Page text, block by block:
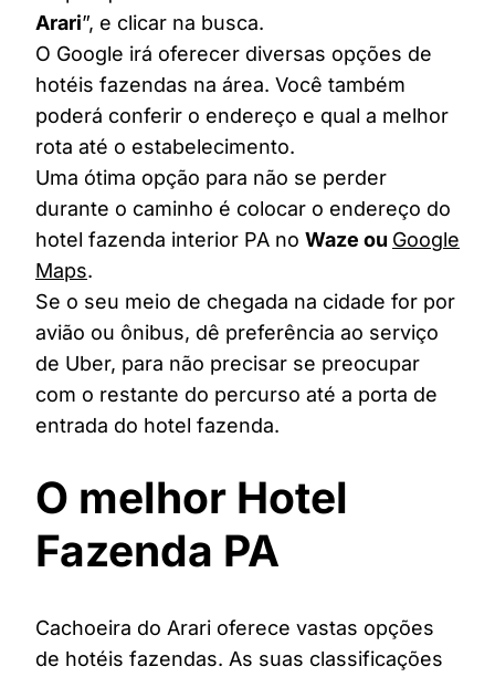
Arari”, e clicar na busca.
O Google irá oferecer diversas opções de
hotéis fazendas na área. Você também
poderá conferir o endereço e qual a melhor
rota até o estabelecimento.
Uma ótima opção para não se perder
durante o caminho é colocar o endereço do
hotel fazenda interior PA no Waze ou Google
Maps.
Se o seu meio de chegada na cidade for por
avião ou ônibus, dê preferência ao serviço
de Uber, para não precisar se preocupar
com o restante do percurso até a porta de
entrada do hotel fazenda.
O melhor Hotel
Fazenda PA
Cachoeira do Arari oferece vastas opções
de hotéis fazendas. As suas classificações